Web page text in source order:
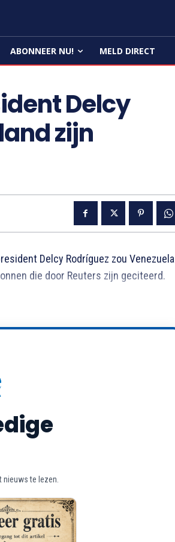
ABONNEER NU! MELD DIRECT
Delcy
zijn
Delcy Rodríguez zou Venezuela
die door Reuters zijn geciteerd.
te lezen.